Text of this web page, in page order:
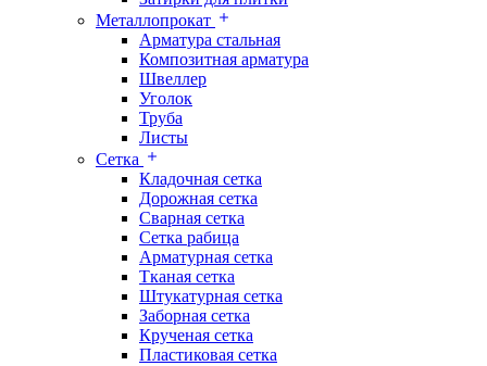
Металлопрокат
Арматура стальная
Композитная арматура
Швеллер
Уголок
Труба
Листы
Сетка
Кладочная сетка
Дорожная сетка
Сварная сетка
Сетка рабица
Арматурная сетка
Тканая сетка
Штукатурная сетка
Заборная сетка
Крученая сетка
Пластиковая сетка